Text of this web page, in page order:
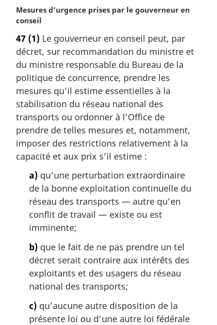
e
:
N
o
e
m
a
r
g
i
n
a
l
e
:
Mesures d’urgence prises par le gouverneur en
conseil
47 (1) Le gouverneur en conseil peut, par
décret, sur recommandation du ministre et
du ministre responsable du Bureau de la
politique de concurrence, prendre les
mesures qu’il estime essentielles à la
stabilisation du réseau national des
transports ou ordonner à l’Office de
prendre de telles mesures et, notamment,
imposer des restrictions relativement à la
capacité et aux prix s’il estime :
a) qu’une perturbation extraordinaire
de la bonne exploitation continuelle du
réseau des transports — autre qu’en
conflit de travail — existe ou est
imminente;
b) que le fait de ne pas prendre un tel
décret serait contraire aux intérêts des
exploitants et des usagers du réseau
national des transports;
c) qu’aucune autre disposition de la
présente loi ou d’une autre loi fédérale